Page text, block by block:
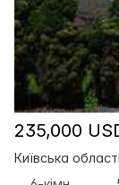
235,000
Київська